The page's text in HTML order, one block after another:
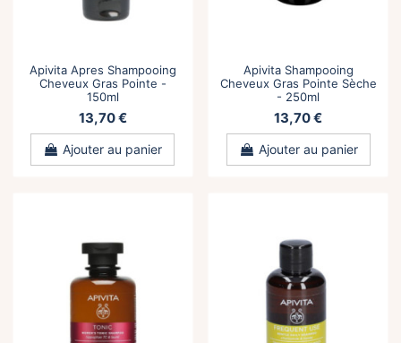
Apivita Apres Shampooing
Cheveux Gras Pointe -
150ml
13,70 €
Ajouter au panier
Apivita Shampooing
Cheveux Gras Pointe Sèche
- 250ml
13,70 €
Ajouter au panier